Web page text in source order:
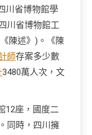
川省博物館學
川省博物館工
陳述》)。《陳
師存案多少數
3480萬人次，文
12座，國度二
同時，四川擁